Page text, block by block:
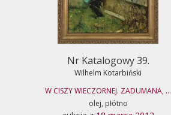
Nr Katalogowy 39.
Wilhelm Kotarbiński
W CISZY WIECZORNEJ. ZADUMANA, ...
olej, płótno